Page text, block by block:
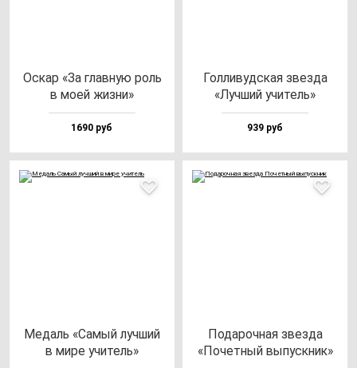
Оскар «За глав­ную роль
в моей жиз­ни»
1690 руб
Гол­ли­вуд­ская звез­да
«Луч­ший учи­тель»
939 руб
Медаль «Самый луч­ший
в ми­ре учи­тель»
Пода­роч­ная звез­да
«Почет­ный вы­пус­кник»